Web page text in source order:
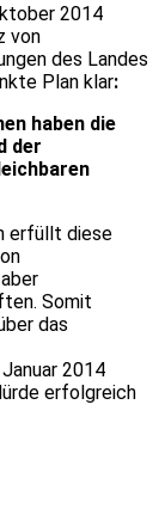
2014
von
des Landes
Plan klar:
haben die
der
erfüllt diese
Somit
das
2014
erfolgreich